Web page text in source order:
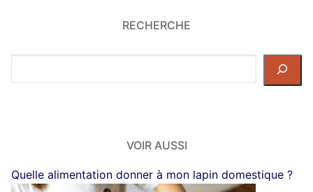
RECHERCHE
dans
VOIR AUSSI
Quelle alimentation donner à mon lapin domestique ?